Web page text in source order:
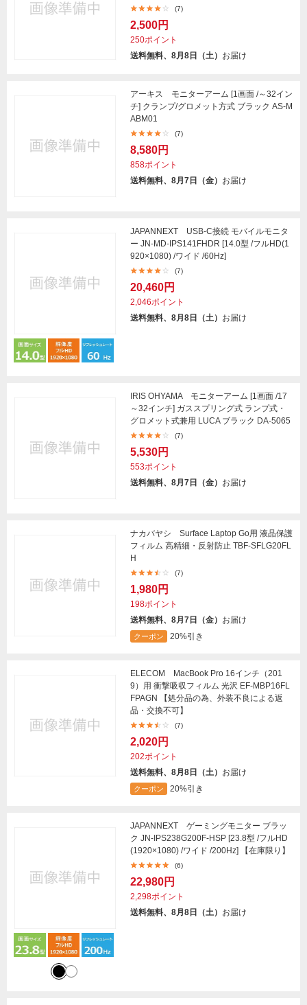
(7)
2,500円
250ポイント
送料無料、8月8日（土） お届け
アーキス モニターアーム [1画面 /～32イン
チ] クランプ/グロメット方式 ブラック AS-M
ABM01
(7)
8,580円
858ポイント
送料無料、8月7日（金） お届け
JAPANNEXT USB-C接続 モバイルモニタ
ー JN-MD-IPS141FHDR [14.0型 /フルHD(1
920×1080) /ワイド /60Hz]
(7)
20,460円
2,046ポイント
送料無料、8月8日（土） お届け
IRIS OHYAMA モニターアーム [1画面 /17
～32インチ] ガススプリング式 ランプ式・
グロメット式兼用 LUCA ブラック DA-5065
(7)
5,530円
553ポイント
送料無料、8月7日（金） お届け
ナカバヤシ Surface Laptop Go用 液晶保護
フィルム 高精細・反射防止 TBF-SFLG20FL
H
(7)
1,980円
198ポイント
送料無料、8月7日（金） お届け
クーポン 20%引き
ELECOM MacBook Pro 16インチ（201
9）用 衝撃吸収フィルム 光沢 EF-MBP16FL
FPAGN 【処分品の為、外装不良による返
品・交換不可】
(7)
2,020円
202ポイント
送料無料、8月8日（土） お届け
クーポン 20%引き
JAPANNEXT ゲーミングモニター ブラッ
ク JN-IPS238G200F-HSP [23.8型 /フルHD
(1920×1080) /ワイド /200Hz] 【在庫限り】
(6)
22,980円
2,298ポイント
送料無料、8月8日（土） お届け